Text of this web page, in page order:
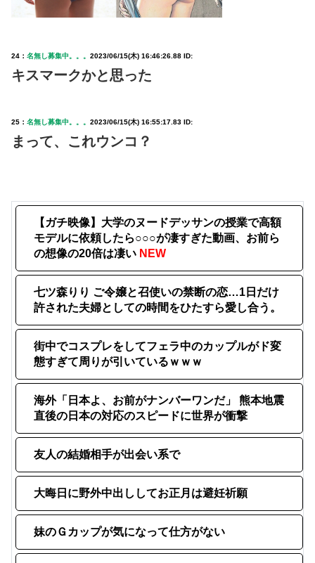
24： 名無し募集中。。。 2023/06/15(木) 16:46:26.88 ID:
キスマークかと思った
25： 名無し募集中。。。 2023/06/15(木) 16:55:17.83 ID:
まって、これウンコ？
【ガチ映像】大学のヌードデッサンの授業で高額
モデルに依頼したら○○○が凄すぎた動画、お前ら
の想像の20倍は凄い NEW
七ツ森りり ご令嬢と召使いの禁断の恋…1日だけ
許された夫婦としての時間をひたすら愛し合う。
街中でコスプレをしてフェラ中のカップルがド変
態すぎて周りが引いているｗｗｗ
海外「日本よ、お前がナンバーワンだ」 熊本地震
直後の日本の対応のスピードに世界が衝撃
友人の結婚相手が出会い系で
大晦日に野外中出ししてお正月は避妊祈願
妹のＧカップが気になって仕方がない